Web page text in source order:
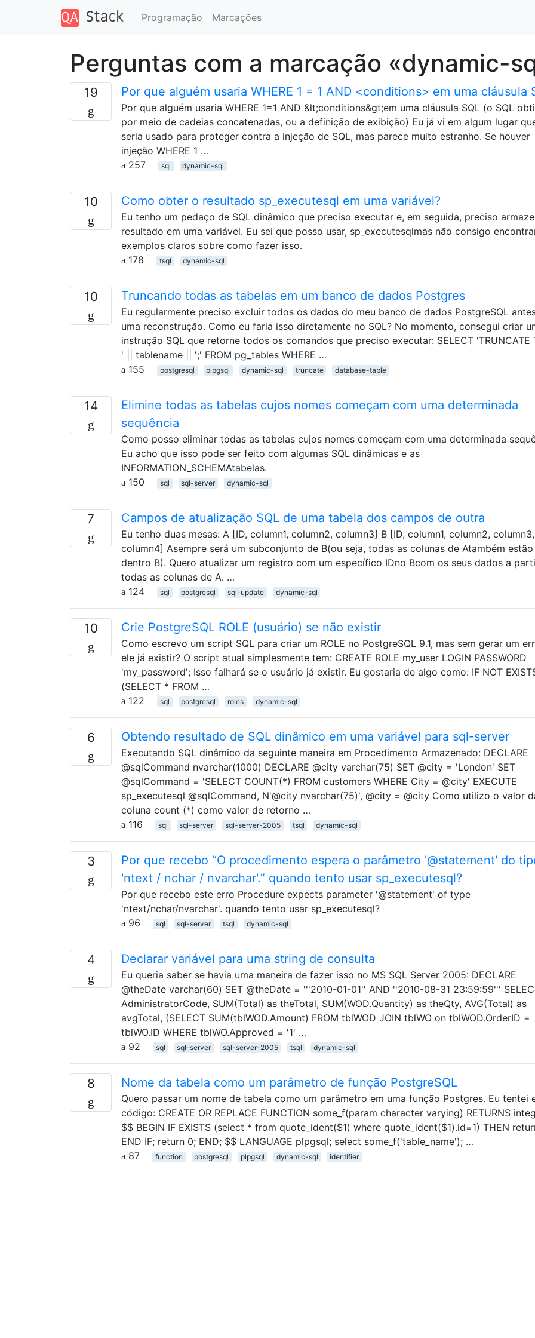
Programação Marcações
Perguntas com a marcação «dynamic-
19 Por que alguém usaria WHERE 1 = 1 AND <conditions> em uma cláusula
Por que alguém usaria WHERE 1=1 AND &lt;conditions&gt;em uma cláusula SQL (o SQL
por meio de cadeias concatenadas, ou a definição de exibição) Eu já vi em algum lugar
seria usado para proteger contra a injeção de SQL, mas parece muito estranho. Se houver
injeção WHERE 1 …
257
sql dynamic-sql
10 Como obter o resultado sp_executesql em uma variável?
Eu tenho um pedaço de SQL dinâmico que preciso executar e, em seguida, preciso
resultado em uma variável. Eu sei que posso usar, sp_executesqlmas não consigo
exemplos claros sobre como fazer isso.
178
tsql dynamic-sql
10 Truncando todas as tabelas em um banco de dados Postgres
Eu regularmente preciso excluir todos os dados do meu banco de dados PostgreSQL
uma reconstrução. Como eu faria isso diretamente no SQL? No momento, consegui criar
instrução SQL que retorne todos os comandos que preciso executar: SELECT 'TRUNCATE
' || tablename || ';' FROM pg_tables WHERE …
155
postgresql plpgsql dynamic-sql truncate database-table
14
Elimine todas as tabelas cujos nomes começam com uma determinada
sequência
Como posso eliminar todas as tabelas cujos nomes começam com uma determinada
Eu acho que isso pode ser feito com algumas SQL dinâmicas e as
INFORMATION_SCHEMAtabelas.
150
sql sql-server dynamic-sql
7 Campos de atualização SQL de uma tabela dos campos de outra
Eu tenho duas mesas: A [ID, column1, column2, column3] B [ID, column1, column2, column3,
column4] Asempre será um subconjunto de B(ou seja, todas as colunas de Atambém estão
dentro B). Quero atualizar um registro com um específico IDno Bcom os seus dados a
todas as colunas de A. …
124
sql postgresql sql-update dynamic-sql
10 Crie PostgreSQL ROLE (usuário) se não existir
Como escrevo um script SQL para criar um ROLE no PostgreSQL 9.1, mas sem gerar um
ele já existir? O script atual simplesmente tem: CREATE ROLE my_user LOGIN PASSWORD
'my_password'; Isso falhará se o usuário já existir. Eu gostaria de algo como: IF NOT
(SELECT * FROM …
122
sql postgresql roles dynamic-sql
6 Obtendo resultado de SQL dinâmico em uma variável para sql-server
Executando SQL dinâmico da seguinte maneira em Procedimento Armazenado: DECLARE
@sqlCommand nvarchar(1000) DECLARE @city varchar(75) SET @city = 'London' SET
@sqlCommand = 'SELECT COUNT(*) FROM customers WHERE City = @city' EXECUTE
sp_executesql @sqlCommand, N'@city nvarchar(75)', @city = @city Como utilizo o valor
coluna count (*) como valor de retorno …
116
sql sql-server sql-server-2005 tsql dynamic-sql
3
Por que recebo “O procedimento espera o parâmetro '@statement' do
'ntext / nchar / nvarchar'.” quando tento usar sp_executesql?
Por que recebo este erro Procedure expects parameter '@statement' of type
'ntext/nchar/nvarchar'. quando tento usar sp_executesql?
96
sql sql-server tsql dynamic-sql
4 Declarar variável para uma string de consulta
Eu queria saber se havia uma maneira de fazer isso no MS SQL Server 2005: DECLARE
@theDate varchar(60) SET @theDate = '''2010-01-01'' AND ''2010-08-31 23:59:59'''
AdministratorCode, SUM(Total) as theTotal, SUM(WOD.Quantity) as theQty, AVG(Total) as
avgTotal, (SELECT SUM(tblWOD.Amount) FROM tblWOD JOIN tblWO on tblWOD.OrderID =
tblWO.ID WHERE tblWO.Approved = '1' …
92
sql sql-server sql-server-2005 tsql dynamic-sql
8 Nome da tabela como um parâmetro de função PostgreSQL
Quero passar um nome de tabela como um parâmetro em uma função Postgres. Eu tentei
código: CREATE OR REPLACE FUNCTION some_f(param character varying) RETURNS
$$ BEGIN IF EXISTS (select * from quote_ident($1) where quote_ident($1).id=1) THEN
END IF; return 0; END; $$ LANGUAGE plpgsql; select some_f('table_name'); …
87
function postgresql plpgsql dynamic-sql identifier